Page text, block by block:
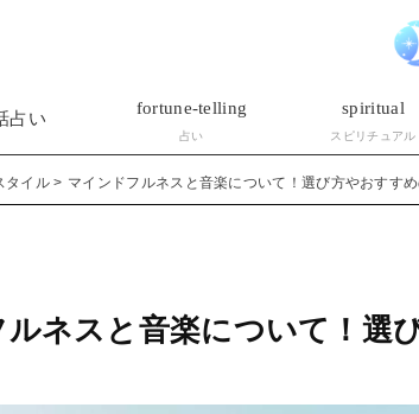
占い
fortune-telling
占い
spiritual
スピリチュアル
タイル マインドフルネスと音楽について！選び方やおすす
ネスと音楽について！選